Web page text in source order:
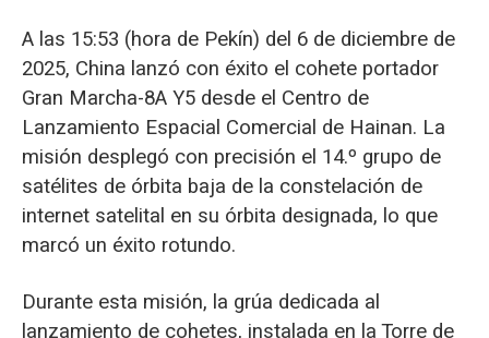
A las 15:53 (hora de Pekín) del 6 de diciembre de
2025, China lanzó con éxito el cohete portador
Gran Marcha-8A Y5 desde el Centro de
Lanzamiento Espacial Comercial de Hainan. La
misión desplegó con precisión el 14.º grupo de
satélites de órbita baja de la constelación de
internet satelital en su órbita designada, lo que
marcó un éxito rotundo.
Durante esta misión, la grúa dedicada al
lanzamiento de cohetes, instalada en la Torre de